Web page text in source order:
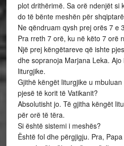
plot drithërimë. Sa orë ndenjët si
do të bënte meshën për
Ne qëndruam qysh prej orës 7 e
Pra rreth 7 orë, ku në këto 7 orë
Një prej këngëtareve që ishte
dhe sopranoja Marjana Leka.
liturgjike.
Gjithë këngët liturgjike u
pjesë të korit të Vatikanit?
Absolutisht jo. Të gjitha këngët
për orë të tëra.
Si është sistemi i meshës?
Është fol dhe përgjigju. Pra,